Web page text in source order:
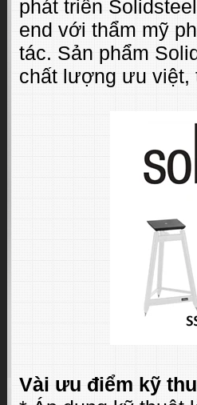
phát triển
end với thẩm mỹ
tác. Sản phẩm
chất lượng ưu việt,
Vài ưu điểm kỹ